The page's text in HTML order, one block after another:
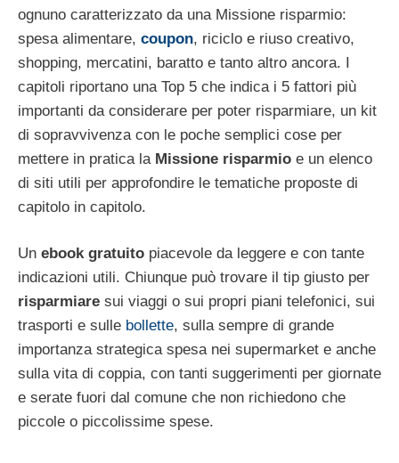
ognuno caratterizzato da una Missione risparmio:
spesa alimentare, coupon, riciclo e riuso creativo,
shopping, mercatini, baratto e tanto altro ancora. I
capitoli riportano una Top 5 che indica i 5 fattori più
importanti da considerare per poter risparmiare, un kit
di sopravvivenza con le poche semplici cose per
mettere in pratica la Missione risparmio e un elenco
di siti utili per approfondire le tematiche proposte di
capitolo in capitolo.
Un ebook gratuito piacevole da leggere e con tante
indicazioni utili. Chiunque può trovare il tip giusto per
risparmiare sui viaggi o sui propri piani telefonici, sui
trasporti e sulle bollette, sulla sempre di grande
importanza strategica spesa nei supermarket e anche
sulla vita di coppia, con tanti suggerimenti per giornate
e serate fuori dal comune che non richiedono che
piccole o piccolissime spese.